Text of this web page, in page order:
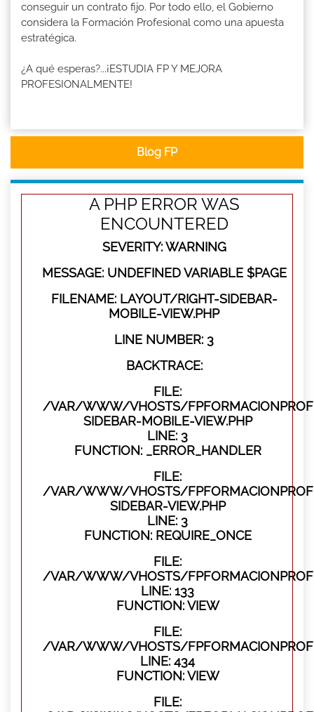
conseguir un contrato fijo. Por todo ello, el Gobierno
considera la Formación Profesional como una apuesta
estratégica.
¿A qué esperas?...¡ESTUDIA FP Y MEJORA
PROFESIONALMENTE!
Blog FP
A PHP ERROR WAS
ENCOUNTERED
SEVERITY: WARNING
MESSAGE: UNDEFINED VARIABLE $PAGE
FILENAME: LAYOUT/RIGHT-SIDEBAR-
MOBILE-VIEW.PHP
LINE NUMBER: 3
BACKTRACE:
FILE:
/VAR/WWW/VHOSTS/
SIDEBAR-MOBILE-VIEW.PHP
LINE: 3
FUNCTION: _ERROR_HANDLER
FILE:
/VAR/WWW/VHOSTS/
SIDEBAR-VIEW.PHP
LINE: 3
FUNCTION: REQUIRE_ONCE
FILE:
/VAR/WWW/VHOSTS/
LINE: 133
FUNCTION: VIEW
FILE:
/VAR/WWW/VHOSTS/
LINE: 434
FUNCTION: VIEW
FILE: